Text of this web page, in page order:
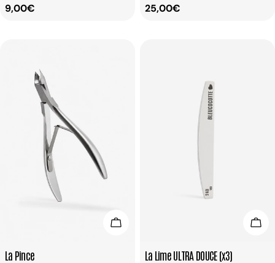
Prix
9,00€
Prix
25,00€
Ajouter Au Panier
Taper:
La Pince Taper:
La Lime ULTRA DOUCE (x3)